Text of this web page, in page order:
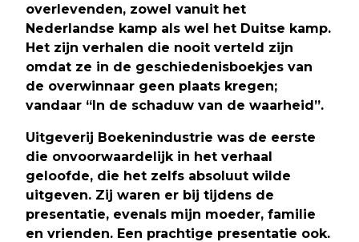
overlevenden, zowel vanuit het
Nederlandse kamp als wel het Duitse kamp.
Het zijn verhalen die nooit verteld zijn
omdat ze in de geschiedenisboekjes van
de overwinnaar geen plaats kregen;
vandaar “In de schaduw van de waarheid”.
Uitgeverij Boekenindustrie was de eerste
die onvoorwaardelijk in het verhaal
geloofde, die het zelfs absoluut wilde
uitgeven. Zij waren er bij tijdens de
presentatie, evenals mijn moeder, familie
en vrienden. Een prachtige presentatie ook.